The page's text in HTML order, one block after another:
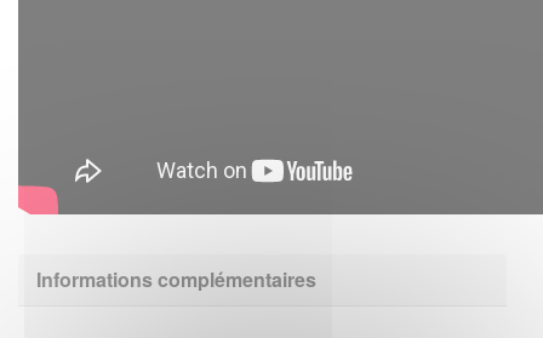
Informations complémentaires